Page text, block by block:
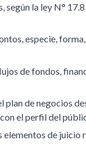
según la ley N°
especie,
de fondos,
de negocios
el perfil del
elementos de juicio